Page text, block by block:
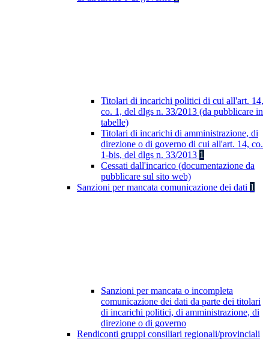
Titolari di incarichi politici di cui all'art. 14,
co. 1, del dlgs n. 33/2013 (da pubblicare in
tabelle)
Titolari di incarichi di amministrazione, di
direzione o di governo di cui all'art. 14, co.
1-bis, del dlgs n. 33/2013 1
Cessati dall'incarico (documentazione da
pubblicare sul sito web)
Sanzioni per mancata comunicazione dei dati 1
Sanzioni per mancata o incompleta
comunicazione dei dati da parte dei titolari
di incarichi politici, di amministrazione, di
direzione o di governo
Rendiconti gruppi consiliari regionali/provinciali